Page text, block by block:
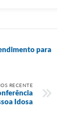
para
RECENTE
Idosa